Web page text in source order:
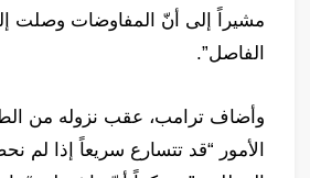
مشيراً إلى أنّ المفاوضات وصلت
الفاصل”.
وأضاف ترامب، عقب نزوله من
الأمور “قد تتسارع سريعاً إذا لم